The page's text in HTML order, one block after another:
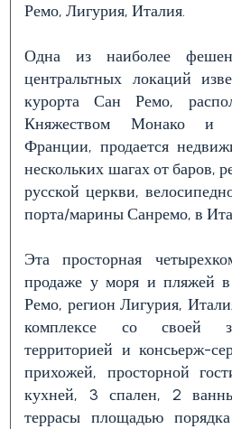
Ремо, Лигурия, Италия.
Одна из наиболее
центральтных локаций
курорта Сан Ремо,
Княжеством Монако и
Франции, продается
нескольких шагах от баров,
русской церкви,
порта/марины Санремо, в
Эта просторная
продаже у моря и пляжей
Ремо, регион Лигурия,
комплексе со своей
территорией и консьерж-
прихожей, просторной
кухней, 3 спален, 2
террасы площадью
Цена
(управляемой
свойст)
Количество
спален
1